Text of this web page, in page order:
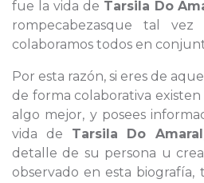
fue la vida de Tarsila Do
rompecabezasque tal vez
colaboramos todos en
Por esta razón, si eres de
de forma colaborativa
algo mejor, y posees
vida de Tarsila Do Amaral
detalle de su persona u
observado en esta biografía,